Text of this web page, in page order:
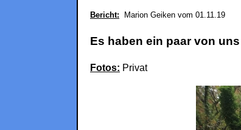
Bericht: Marion Geiken vom 01.11.19
Es haben ein paar von
Fotos: Privat